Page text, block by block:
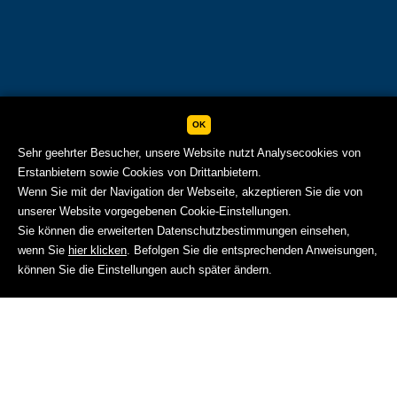
BUCHEN
OK
Sehr geehrter Besucher, unsere Website nutzt Analysecookies von
Erstanbietern sowie Cookies von Drittanbietern.
Wenn Sie mit der Navigation der Webseite, akzeptieren Sie die von
unserer Website vorgegebenen Cookie-Einstellungen.
Sie können die erweiterten Datenschutzbestimmungen einsehen,
wenn Sie hier klicken. Befolgen Sie die entsprechenden Anweisungen,
können Sie die Einstellungen auch später ändern.